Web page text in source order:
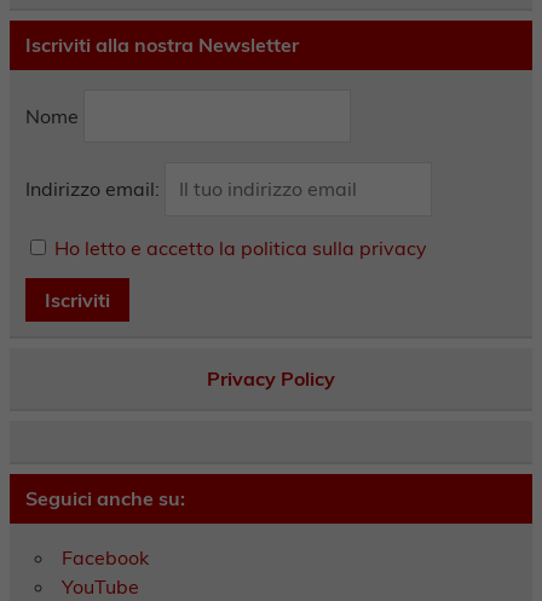
Iscriviti alla nostra Newsletter
Nome
Indirizzo email:
Ho letto e accetto la politica sulla privacy
Privacy Policy
Seguici anche su:
Facebook
YouTube